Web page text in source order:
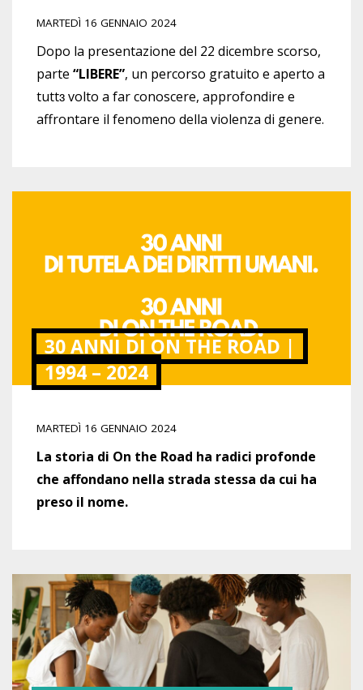
MARTEDÌ 16 GENNAIO 2024
Dopo la presentazione del 22 dicembre scorso,
parte “LIBERE”, un percorso gratuito e aperto a
tuttɜ volto a far conoscere, approfondire e
affrontare il fenomeno della violenza di genere.
30 ANNI DI ON THE ROAD |
1994 – 2024
MARTEDÌ 16 GENNAIO 2024
La storia di On the Road ha radici profonde
che affondano nella strada stessa da cui ha
preso il nome.